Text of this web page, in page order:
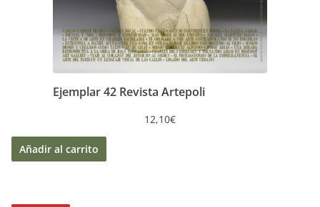
Ejemplar 42 Revista Artepoli
12,10€
Añadir al carrito